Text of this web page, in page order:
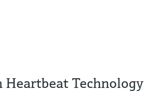
Technology